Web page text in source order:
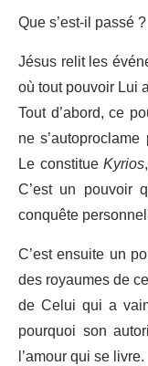
Que s’est-il passé ?
Jésus relit les
où tout pouvoir Lui
Tout d’abord, ce
ne
Le constitueKyrios
C’est un pouvoir
conquête
C’est ensuite un
des royaumes de
de Celui qui a
pourquoi son
l’amour qui se livre.